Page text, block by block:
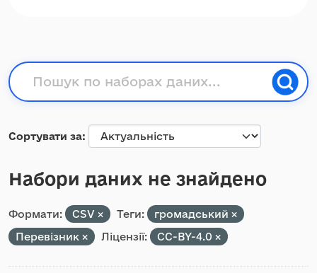
Сортувати за
Набори даних не знайдено
Формати: CSV Теги:
громадський
Перевізник
Ліцензії: CC-BY-4.0